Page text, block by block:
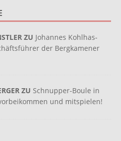
ZU Johannes Kohlhas-
der Bergkamener
ZU Schnupper-Boule in
und mitspielen!